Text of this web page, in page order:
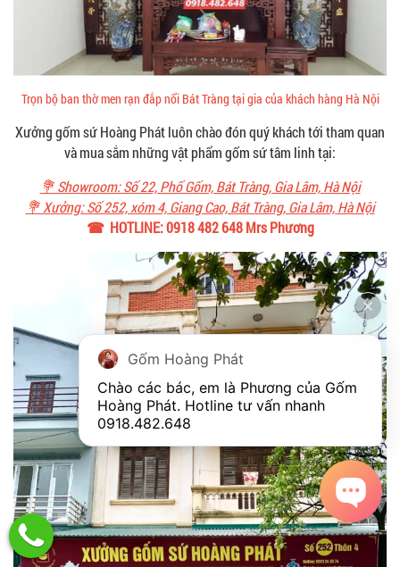
Trọn bộ ban thờ men rạn đắp nổi Bát Tràng tại gia của khách hàng Hà Nội
Xưởng gốm sứ Hoàng Phát luôn chào đón quý khách tới tham quan
và mua sắm những vật phẩm gốm sứ tâm linh tại:
💐 Showroom: Số 22, Phố Gốm, Bát Tràng, Gia Lâm, Hà Nội
💐 Xưởng: Số 252, xóm 4, Giang Cao, Bát Tràng, Gia Lâm, Hà Nội
☎ HOTLINE: 0918 482 648 Mrs Phương
Gốm Hoàng Phát
Chào các bác, em là Phương của Gốm
0918.482.648